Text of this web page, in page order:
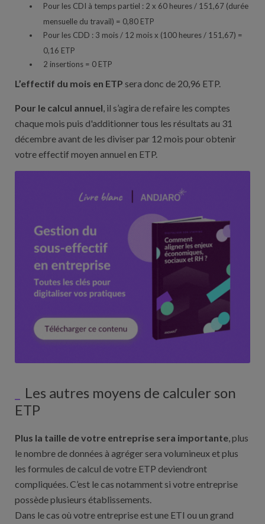
Pour les CDI à temps partiel : 2 x 60 heures / 151,67 (durée
mensuelle du travail) = 0,80 ETP
Pour les CDD : 3 mois / 12 mois x (100 heures / 151,67) =
0,16 ETP
2 insertions = 0 ETP
L’effectif du mois en ETP sera donc de 20,96 ETP.
Pour le calcul annuel, il s’agira de refaire les comptes
chaque mois puis d'additionner tous les résultats au 31
décembre avant de les diviser par 12 mois pour obtenir
votre effectif moyen annuel en ETP.
Les autres moyens de calculer son
ETP
Plus la taille de votre entreprise sera importante , plus
le nombre de données à agréger sera volumineux et plus
les formules de calcul de votre ETP deviendront
compliquées. C’est le cas notamment si votre entreprise
possède plusieurs établissements.
Dans le cas où votre entreprise est une ETI ou un grand